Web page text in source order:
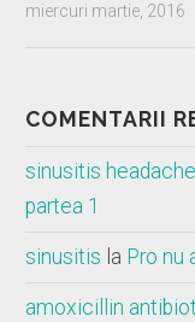
miercuri martie, 2016
COMENTARII
sinusitis headache
partea 1
sinusitis la Pro nu
amoxicillin